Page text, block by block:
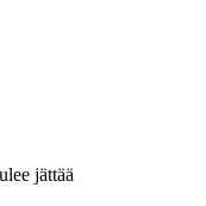
jättää